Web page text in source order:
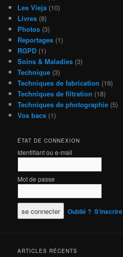
Les Vieja (10)
Livres (8)
Photos (3)
Reportages (1)
RGPD (1)
Soins & Maladies (3)
Technique (3)
Techniques de fabrication (19)
Techniques de filtration (18)
Techniques de photographie (5)
Vos bacs (1)
ÉTAT DE CONNEXION
Identifiant ou e-mail
Mot de passe
Oublié ? S’inscrire
ARTICLES RÉCENTS